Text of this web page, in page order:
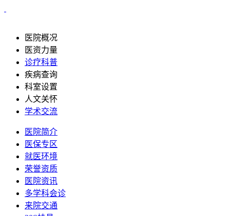
医院概况
医资力量
诊疗科普
疾病查询
科室设置
人文关怀
学术交流
医院简介
医保专区
就医环境
荣誉资质
医院资讯
多学科会诊
来院交通